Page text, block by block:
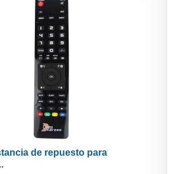
de repuesto para